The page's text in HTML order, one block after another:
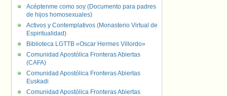
Acéptenme como soy (Documento para padres
de hijos homosexuales)
Activos y Contemplativos (Monasterio Virtual de
Espiritualidad)
Biblioteca LGTTB «Oscar Hermes Villordo»
Comunidad Apostólica Fronteras Abiertas
(CAFA)
Comunidad Apostólica Fronteras Abiertas
Euskadi
Comunidad Apostólica Fronteras Abiertas